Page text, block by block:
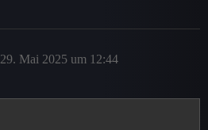
29. Mai 2025 um 12:44